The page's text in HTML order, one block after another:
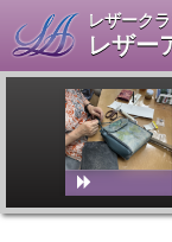
レザーク
レザー